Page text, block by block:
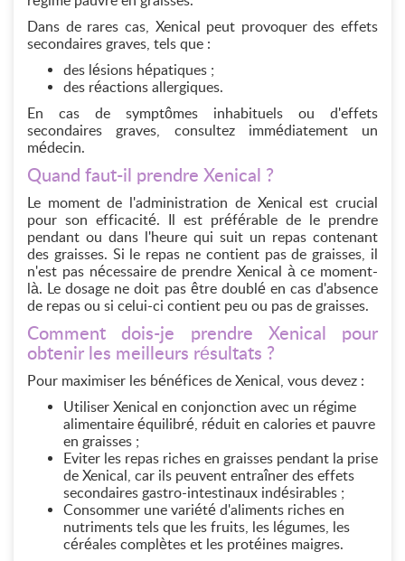
Dans de rares cas, Xenical peut provoquer des effets
secondaires graves, tels que :
des lésions hépatiques ;
des réactions allergiques.
En cas de symptômes inhabituels ou d'effets
secondaires graves, consultez immédiatement un
médecin.
Quand faut-il prendre Xenical ?
Le moment de l'administration de Xenical est crucial
pour son efficacité. Il est préférable de le prendre
pendant ou dans l'heure qui suit un repas contenant
des graisses. Si le repas ne contient pas de graisses, il
n'est pas nécessaire de prendre Xenical à ce moment-
là. Le dosage ne doit pas être doublé en cas d'absence
de repas ou si celui-ci contient peu ou pas de graisses.
Comment dois-je prendre Xenical pour
obtenir les meilleurs résultats ?
Pour maximiser les bénéfices de Xenical, vous devez :
Utiliser Xenical en conjonction avec un régime
alimentaire équilibré, réduit en calories et pauvre
en graisses ;
Eviter les repas riches en graisses pendant la prise
de Xenical, car ils peuvent entraîner des effets
secondaires gastro-intestinaux indésirables ;
Consommer une variété d'aliments riches en
nutriments tels que les fruits, les légumes, les
céréales complètes et les protéines maigres.